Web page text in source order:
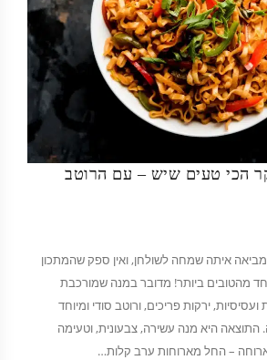
הכי טעים שיש – עם הרוטב
איתה שמחה לשולחן, ואין ספק שהמתכון
מהטובים ביותר! מדובר במנה שמורכבת
ירקות פריכים, ורוטב סודי ומיוחד
היא מנה עשירה, צבעונית, וטעימה
– החל מארוחות ערב קלות…